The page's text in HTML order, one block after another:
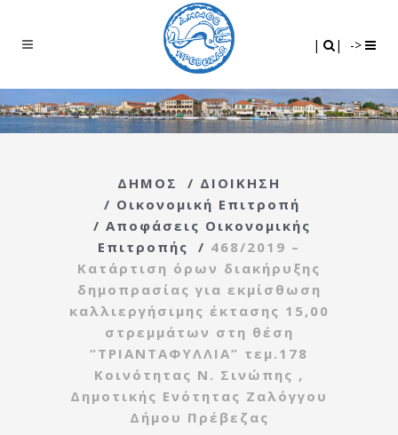
| | ->
ΔΗΜΟΣ / ΔΙΟΙΚΗΣΗ
/ Οικονομική Επιτροπή
/ Αποφάσεις Οικονομικής
Επιτροπής
/ 468/2019 –
Κατάρτιση όρων διακήρυξης
δημοπρασίας για εκμίσθωση
καλλιεργήσιμης έκτασης 15,00
στρεμμάτων στη θέση
“ΤΡΙΑΝΤΑΦΥΛΛΙΑ” τεμ.178
Κοινότητας Ν. Σινώπης ,
Δημοτικής Ενότητας Ζαλόγγου
Δήμου Πρέβεζας